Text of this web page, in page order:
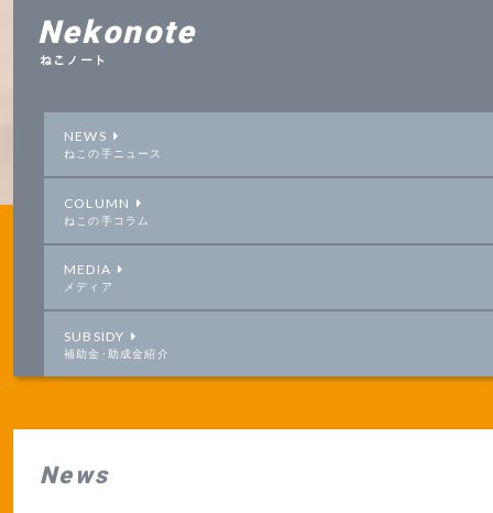
Nekonote
ねこノート
NEWS
ねこの手ニュース
COLUMN
ねこの手コラム
MEDIA
メディア
SUBSIDY
補助金･助成金紹介
News